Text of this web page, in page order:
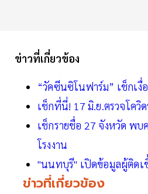
ข่าวที่เกี่ยวข้อง
“วัคซีนซิโนฟาร์ม” เช็กเ
เช็กที่นี่! 17 มิ.ย.ตรวจโควิ
เช็กรายชื่อ 27 จังหวัด พบ
โรงงาน
"นนทบุรี" เปิดข้อมูลผู้ติดเ
ข่าวที่เกี่ยวข้อง